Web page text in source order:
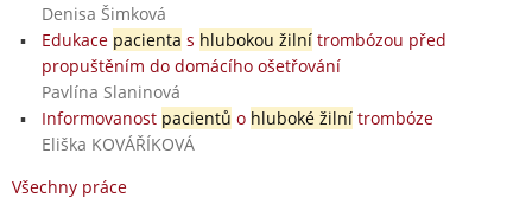
Denisa Šimková
Edukace pacienta s hlubokou žilnítrombózou před
propuštěním do domácího ošetřování
Pavlína Slaninová
Informovanost pacientů o hluboké žilnítrombóze
Eliška KOVÁŘÍKOVÁ
Všechny práce